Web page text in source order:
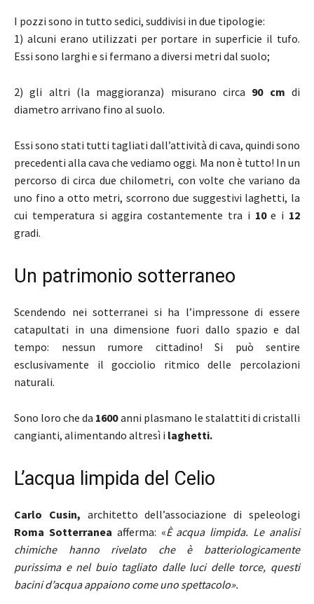
I pozzi sono in tutto sedici, suddivisi in due tipologie:
1) alcuni erano utilizzati per portare in superficie il tufo.
Essi sono larghi e si fermano a diversi metri dal suolo;
2) gli altri (la maggioranza) misurano circa 90 cm di
diametro arrivano fino al suolo.
Essi sono stati tutti tagliati dall’attività di cava, quindi sono
precedenti alla cava che vediamo oggi. Ma non è tutto! In un
percorso di circa due chilometri, con volte che variano da
uno fino a otto metri, scorrono due suggestivi laghetti, la
cui temperatura si aggira costantemente tra i 10e i 12
gradi.
Un patrimonio sotterraneo
Scendendo nei sotterranei si ha l’impressone di essere
catapultati in una dimensione fuori dallo spazio e dal
tempo: nessun rumore cittadino! Si può sentire
esclusivamente il gocciolio ritmico delle percolazioni
naturali.
Sono loro che da 1600anni plasmano le stalattiti di cristalli
cangianti, alimentando altresì i laghetti.
L’acqua limpida del Celio
Carlo Cusin, architetto dell’associazione di speleologi
Roma Sotterranea afferma: «È acqua limpida. Le analisi
chimiche hanno rivelato che è batteriologicamente
purissima e nel buio tagliato dalle luci delle torce, questi
bacini d’acqua appaiono come uno spettacolo».